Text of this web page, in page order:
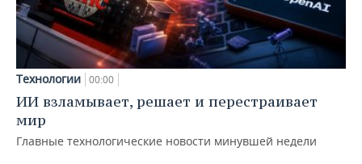
Технологии 00:00
ИИ взламывает, решает и перестраивает
мир
Главные технологические новости минувшей недели